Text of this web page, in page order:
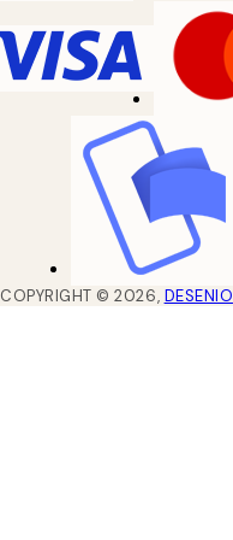
COPYRIGHT ©2026, DESENIO